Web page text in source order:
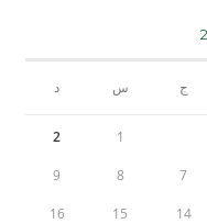
ج س د
1
2
7
8
9
14
15
16